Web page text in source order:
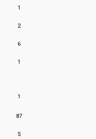
1
2
6
1
1
87
5